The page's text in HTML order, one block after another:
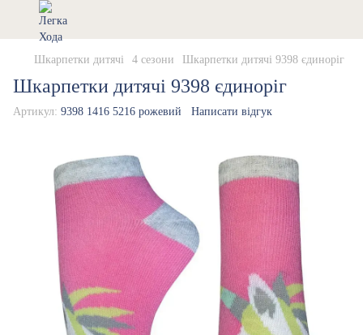
Шкарпетки дитячі 4 сезони Шкарпетки дитячі 9398 єдиноріг
Шкарпетки дитячі 9398 єдиноріг
Артикул: 9398 1416 5216 рожевий Написати відгук